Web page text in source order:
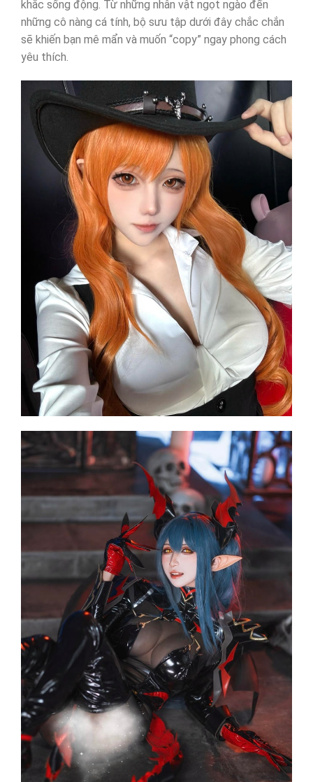
khắc sống động. Từ những nhân vật ngọt ngào đến
những cô nàng cá tính, bộ sưu tập dưới đây chắc chắn
sẽ khiến bạn mê mẩn và muốn “copy” ngay phong cách
yêu thích.